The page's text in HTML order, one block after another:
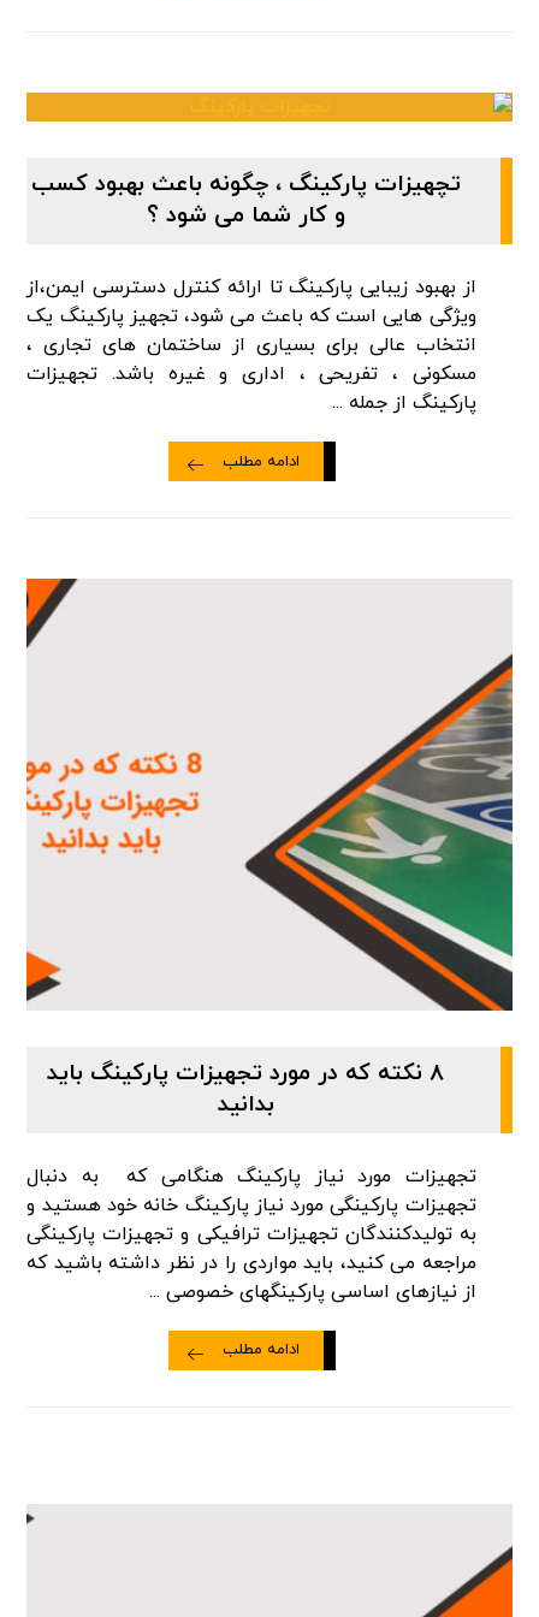
تچهیزات پارکینگ ، چگونه باعث بهبود کسب
و کار شما می شود ؟
از بهبود زیبایی پارکینگ تا ارائه کنترل دسترسی ایمن،از
ویژگی هایی است که باعث می شود، تجهیز پارکینگ یک
انتخاب عالی برای بسیاری از ساختمان های تجاری ،
مسکونی ، تفریحی ، اداری و غیره باشد. تجهیزات
پارکینگ از جمله ...
ادامه مطلب
۸ نکته که در مورد تجهیزات پارکینگ باید
بدانید
تجهیزات مورد نیاز پارکینگ هنگامی که به دنبال
تجهیزات پارکینگی مورد نیاز پارکینگ خانه خود هستید و
به تولیدکنندگان تجهیزات ترافیکی و تجهیزات پارکینگی
مراجعه می کنید، باید مواردی را در نظر داشته باشید که
از نیازهای اساسی پارکینگهای خصوصی ...
ادامه مطلب